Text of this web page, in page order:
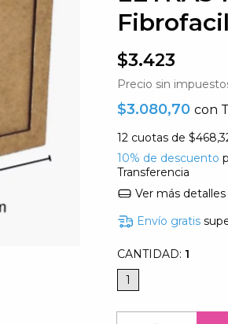
Fibrofacil
$3.423
Precio sin
$3.080,70 con
12 cuotas de
10% de descuento
Transferencia
Ver más detalles
Envío gratis
CANTIDAD: 1
1